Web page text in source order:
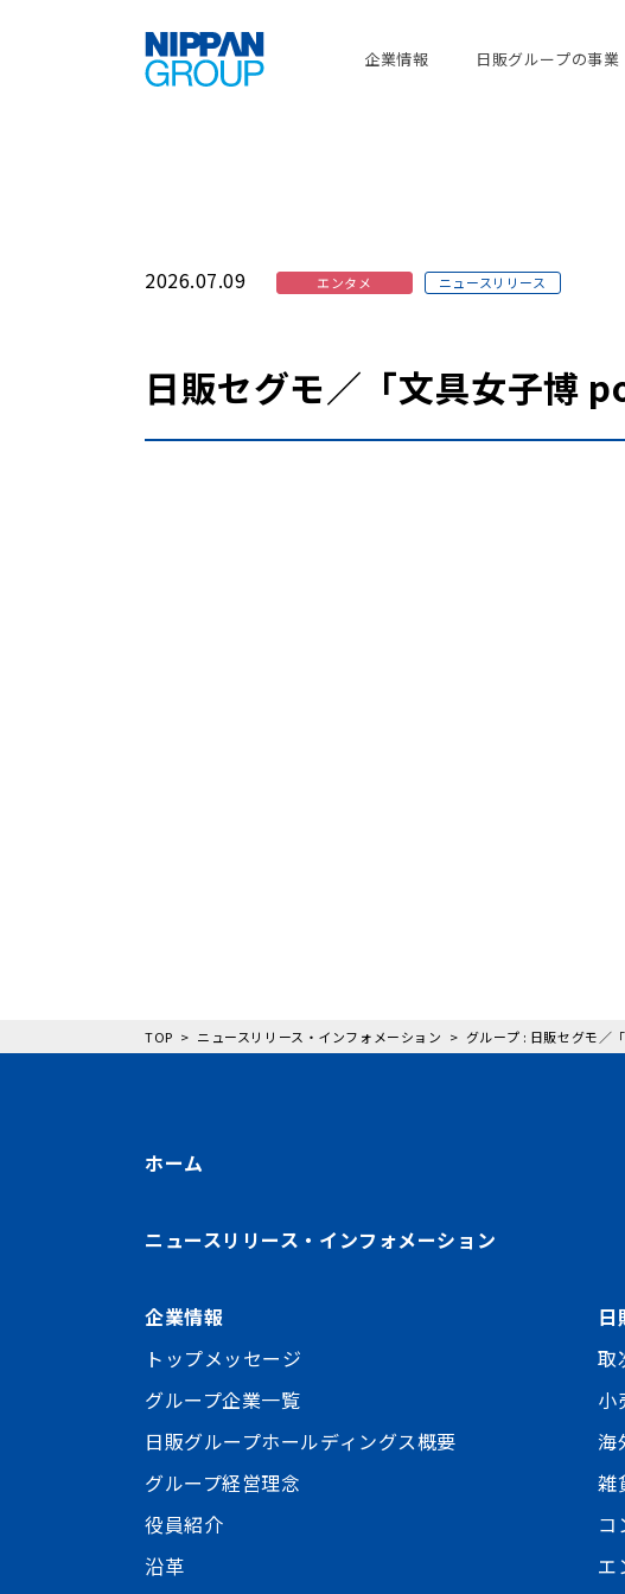
企業情報 日販グループの事業
2026.07.09 エンタメ ニュースリリース
日販セグモ／「文具女子博
TOP ニュースリリース・インフォメーション グループ : 日販セグモ／
ホーム
ニュースリリース・インフォメーション
企業情報
トップメッセージ
グループ企業一覧
日販グループホールディングス概要
グループ経営理念
役員紹介
沿革
日
取
小
海
雑
コ
エ